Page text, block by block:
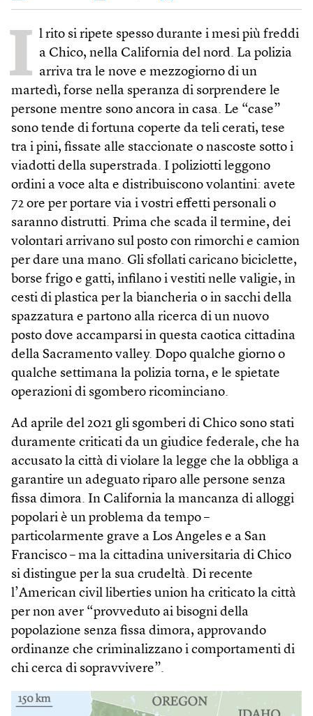
I l rito si ripete spesso durante i mesi più freddi
a Chico, nella California del nord. La polizia
arriva tra le nove e mezzogiorno di un
martedì, forse nella speranza di sorprendere le
persone mentre sono ancora in casa. Le “case”
sono tende di fortuna coperte da teli cerati, tese
tra i pini, fissate alle staccionate o nascoste sotto i
viadotti della superstrada. I poliziotti leggono
ordini a voce alta e distribuiscono volantini: avete
72 ore per portare via i vostri effetti personali o
saranno distrutti. Prima che scada il termine, dei
volontari arrivano sul posto con rimorchi e camion
per dare una mano. Gli sfollati caricano biciclette,
borse frigo e gatti, infilano i vestiti nelle valigie, in
cesti di plastica per la biancheria o in sacchi della
spazzatura e partono alla ricerca di un nuovo
posto dove accamparsi in questa caotica cittadina
della Sacramento valley. Dopo qualche giorno o
qualche settimana la polizia torna, e le spietate
operazioni di sgombero ricominciano.
Ad aprile del 2021 gli sgomberi di Chico sono stati
duramente criticati da un giudice federale, che ha
accusato la città di violare la legge che la obbliga a
garantire un adeguato riparo alle persone senza
fissa dimora. In California la mancanza di alloggi
popolari è un problema da tempo –
particolarmente grave a Los Angeles e a San
Francisco – ma la cittadina universitaria di Chico
si distingue per la sua crudeltà. Di recente
l’American civil liberties union ha criticato la città
per non aver “provveduto ai bisogni della
popolazione senza fissa dimora, approvando
ordinanze che criminalizzano i comportamenti di
chi cerca di sopravvivere”.